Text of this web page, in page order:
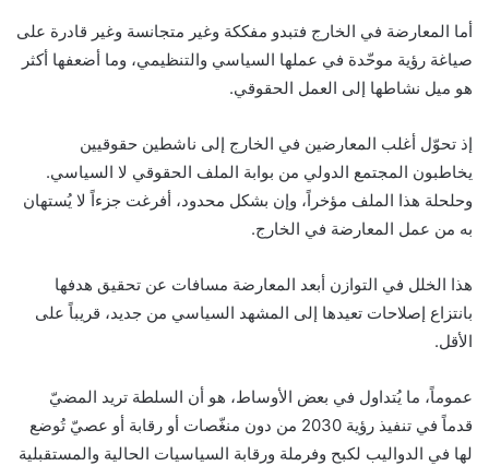
أما المعارضة في الخارج فتبدو مفككة وغير متجانسة وغير قادرة على
صياغة رؤية موحّدة في عملها السياسي والتنظيمي، وما أضعفها أكثر
هو ميل نشاطها إلى العمل الحقوقي.
إذ تحوّل أغلب المعارضين في الخارج إلى ناشطين حقوقيين
يخاطبون المجتمع الدولي من بوابة الملف الحقوقي لا السياسي.
وحلحلة هذا الملف مؤخراً، وإن بشكل محدود، أفرغت جزءاً لا يُستهان
به من عمل المعارضة في الخارج.
هذا الخلل في التوازن أبعد المعارضة مسافات عن تحقيق هدفها
بانتزاع إصلاحات تعيدها إلى المشهد السياسي من جديد، قريباً على
الأقل.
عموماً، ما يُتداول في بعض الأوساط، هو أن السلطة تريد المضيّ
قدماً في تنفيذ رؤية 2030 من دون منغّصات أو رقابة أو عصيّ تُوضع
لها في الدواليب لكبح وفرملة ورقابة السياسيات الحالية والمستقبلية